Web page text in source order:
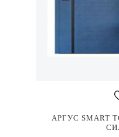
АРГУС SMART